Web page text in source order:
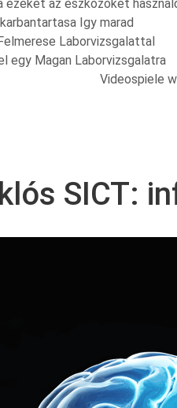
ezeket az eszkozoket
Igy marad
Laborvizsgalattal
egy Magan Laborvizsgalatra
Videospiele
SICT: